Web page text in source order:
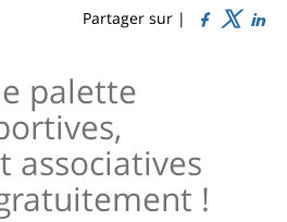
Partager sur |
palette
associatives
!